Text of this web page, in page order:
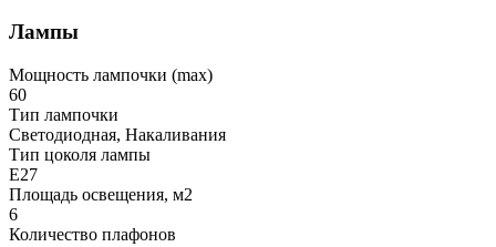
Лампы
Мощность лампочки (max)
60
Тип лампочки
Светодиодная, Накаливания
Тип цоколя лампы
E27
Площадь освещения, м2
6
Количество плафонов